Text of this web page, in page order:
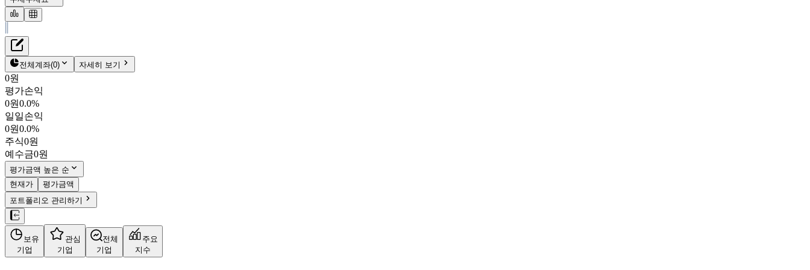
한국정보통신
8,050원
025770
KOSDAQ
시가총액
PBR0.91
PER8.22
fPER -
배당수익률3.60%
자사주비율6.02%
결산월12월
사업정보
더보기
재무정보
펀더멘탈
밸류에이션
주주환원
컨센서스
주식정보
전체계좌(0) 자세히 보기
0원
평가손익
0원0.0%
일일손익
0원0.0%
주식0원
예수금0원
평가금액 높은 순
현재가
평가금액
포트폴리오 관리하기
보유
기업
관심
기업
전체
기업
주요
지수